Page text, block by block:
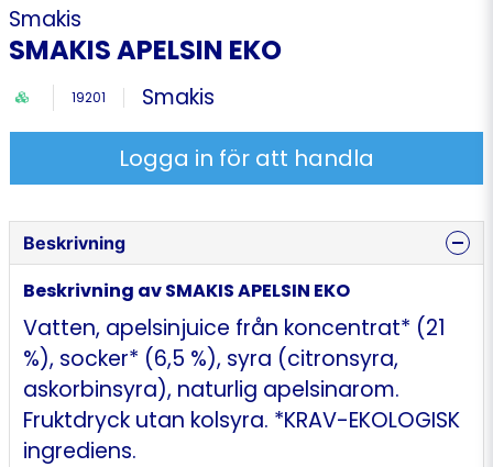
Smakis
SMAKIS APELSIN EKO
19201 Smakis
Logga in för att handla
Beskrivning
Beskrivning av SMAKIS APELSIN EKO
Vatten, apelsinjuice från koncentrat* (21
%), socker* (6,5 %), syra (citronsyra,
askorbinsyra), naturlig apelsinarom.
Fruktdryck utan kolsyra. *KRAV-EKOLOGISK
ingrediens.